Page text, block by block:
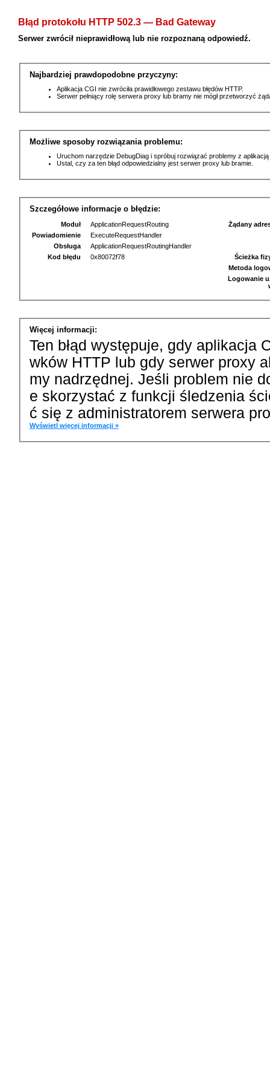
Błąd protokołu HTTP 502.3 — Bad Gateway
Serwer zwrócił nieprawidłową lub nie rozpoznaną odpowiedź.
Najbardziej prawdopodobne przyczyny:
Aplikacja CGI nie zwróciła prawidłowego zestawu błędów HTTP.
Serwer pełniący rolę serwera proxy lub bramy nie mógł przetworzyć
Możliwe sposoby rozwiązania problemu:
Uruchom narzędzie DebugDiag i spróbuj rozwiązać problemy z
Ustal, czy za ten błąd odpowiedzialny jest serwer proxy lub bramie.
Szczegółowe informacje o błędzie:
Moduł
ApplicationRequestRouting
Powiadomienie
ExecuteRequestHandler
Obsługa
ApplicationRequestRoutingHandler
Kod błędu
0x80072f78
Żądany
Ścieżka
Metoda
Logowanie
Więcej informacji:
Ten błąd występuje, gdy aplikacja
wków HTTP lub gdy serwer proxy
my nadrzędnej. Jeśli problem nie
e skorzystać z funkcji śledzenia
ć się z administratorem serwera
Wyświetl więcej informacji »